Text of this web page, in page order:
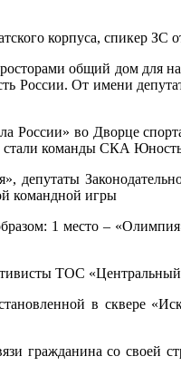
корпуса, спикер ЗС
общий дом для
России. От имени
России» во Дворце
стали команды СКА
депутаты
командной игры
1 место –
ТОС
в сквере
гражданина со своей